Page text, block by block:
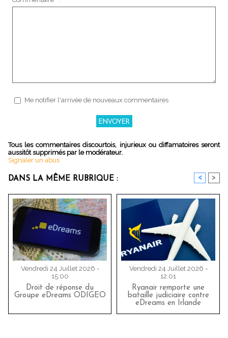
Me notifier l'arrivée de nouveaux commentaires
Tous les commentaires discourtois, injurieux ou diffamatoires seront
aussitôt supprimés par le modérateur.
Signaler un abus
DANS LA MÊME RUBRIQUE : < >
Vendredi 24 Juillet 2026 -
15:00
Droit de réponse du
Groupe eDreams ODIGEO
Vendredi 24 Juillet 2026 -
12:01
Ryanair remporte une
bataille judiciaire contre
eDreams en Irlande